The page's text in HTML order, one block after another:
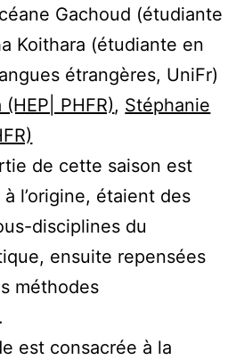
Gachoud (étudiante
Koithara (étudiante en
étrangères, UniFr)
PHFR), Stéphanie
de cette saison est
l’origine, étaient des
disciplines du
ensuite repensées
méthodes
est consacrée à la